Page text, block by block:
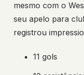
mesmo com o
seu apelo para
registrou
11 gols